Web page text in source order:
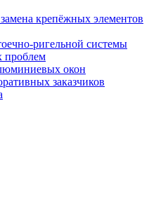
крепёжных элементов
ригельной системы
проблем
окон
заказчиков